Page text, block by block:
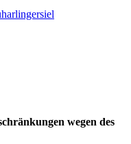
wegen des